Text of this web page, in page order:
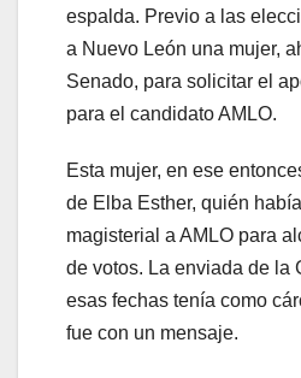
espalda. Previo a las
a Nuevo León una mujer,
Senado, para solicitar el
para el candidato AMLO.
Esta mujer, en ese
de Elba Esther, quién
magisterial a AMLO para
de votos. La enviada de la
esas fechas tenía como
fue con un mensaje.